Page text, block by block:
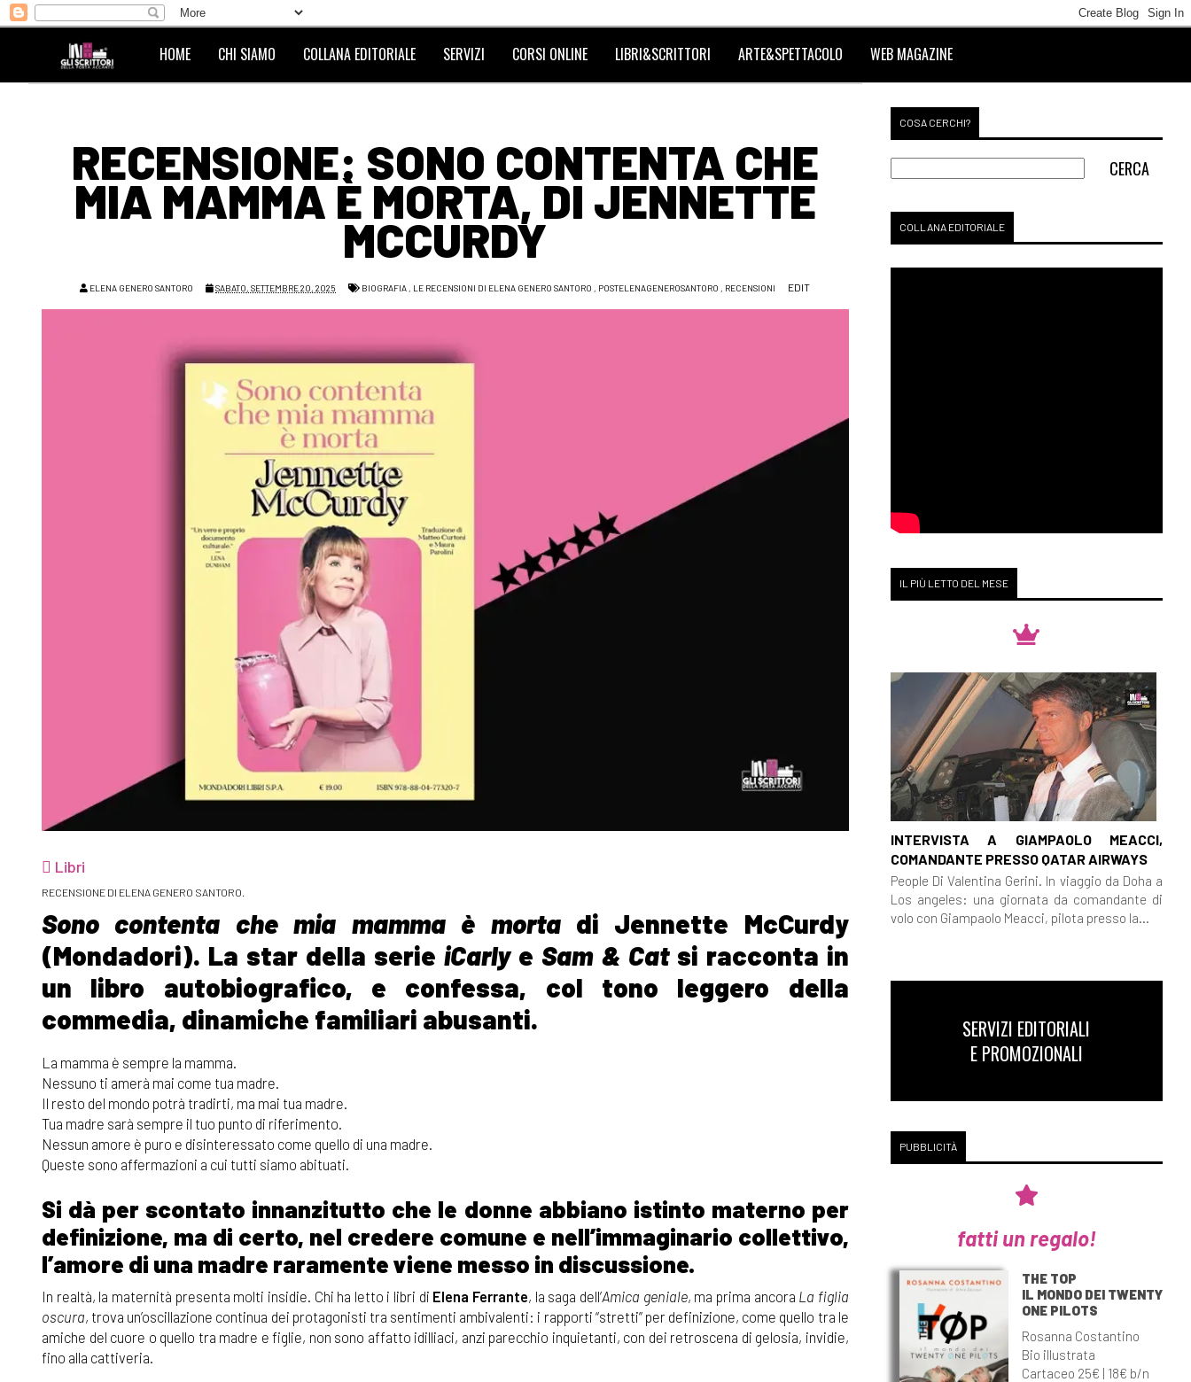
HOME CHI SIAMO COLLANA EDITORIALE SERVIZI CORSI ONLINE LIBRI&SCRITTORI ARTE&SPETTACOLO WEB MAGAZINE
RECENSIONE: SONO CONTENTA CHE
MIA MAMMA È MORTA, DI JENNETTE
MCCURDY
ELENA GENERO SANTORO SABATO, SETTEMBRE 20, 2025 BIOGRAFIA , LE RECENSIONI DI ELENA GENERO SANTORO , POSTELENAGENEROSANTORO , RECENSIONI EDIT
Libri
RECENSIONE DI ELENA GENERO SANTORO.
Sono contenta che mia mamma è mortadi Jennette McCurdy
(Mondadori). La star della serieiCarlyeSam & Catsi racconta in
un libro autobiografico, e confessa, col tono leggero della
commedia, dinamiche familiari abusanti.
La mamma è sempre la mamma.
Nessuno ti amerà mai come tua madre.
Il resto del mondo potrà tradirti, ma mai tua madre.
Tua madre sarà sempre il tuo punto di riferimento.
Nessun amore è puro e disinteressato come quello di una madre.
Queste sono affermazioni a cui tutti siamo abituati.
Si dà per scontato innanzitutto che le donne abbiano istinto materno per
definizione, ma di certo, nel credere comune e nell’immaginario collettivo,
l’amore di una madre raramente viene messo in discussione.
In realtà, la maternità presenta molti insidie. Chi ha letto i libri di Elena Ferrante, la saga dell’Amica geniale, ma prima ancora La figlia
oscura, trova un’oscillazione continua dei protagonisti tra sentimenti ambivalenti: i rapporti “stretti” per definizione, come quello tra le
amiche del cuore o quello tra madre e figlie, non sono affatto idilliaci, anzi parecchio inquietanti, con dei retroscena di gelosia, invidie,
fino alla cattiveria.
COSA CERCHI?
COLLANA EDITORIALE
IL PIÙ LETTO DEL MESE
INTERVISTA A GIAMPAOLO MEACCI,
COMANDANTE PRESSO QATAR AIRWAYS
People Di Valentina Gerini. In viaggio da Doha a
Los angeles: una giornata da comandante di
volo con Giampaolo Meacci, pilota presso la...
SERVIZI EDITORIALI
E PROMOZIONALI
PUBBLICITÀ
fatti un regalo!
THE TOP
IL MONDO DEI TWENTY
ONE PILOTS
Rosanna Costantino
Bio illustrata
Cartaceo 25€ | 18€ b/n